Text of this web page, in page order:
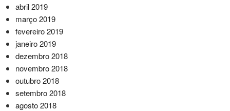
abril 2019
março 2019
fevereiro 2019
janeiro 2019
dezembro 2018
novembro 2018
outubro 2018
setembro 2018
agosto 2018